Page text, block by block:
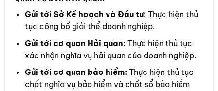
Gửi tới Sở Kế hoạch và Đầu tư: Thực hiện thủ
tục công bố giải thể doanh nghiệp.
Gửi tới cơ quan Hải quan: Thực hiện thủ tục
xác nhận nghĩa vụ hải quan của doanh nghiệp.
Gửi tới cơ quan bảo hiểm: Thực hiện thủ tục
chốt nghĩa vụ bảo hiểm và chốt sổ bảo hiểm